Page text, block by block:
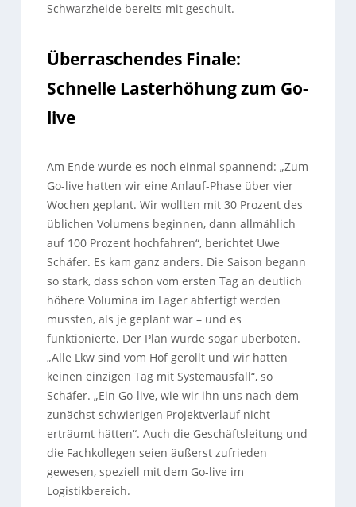
Schwarzheide bereits mit geschult.
Überraschendes Finale:
Schnelle Lasterhöhung zum Go-
live
Am Ende wurde es noch einmal spannend: „Zum
Go-live hatten wir eine Anlauf-Phase über vier
Wochen geplant. Wir wollten mit 30 Prozent des
üblichen Volumens beginnen, dann allmählich
auf 100 Prozent hochfahren“, berichtet Uwe
Schäfer. Es kam ganz anders. Die Saison begann
so stark, dass schon vom ersten Tag an deutlich
höhere Volumina im Lager abfertigt werden
mussten, als je geplant war – und es
funktionierte. Der Plan wurde sogar überboten.
„Alle Lkw sind vom Hof gerollt und wir hatten
keinen einzigen Tag mit Systemausfall“, so
Schäfer. „Ein Go-live, wie wir ihn uns nach dem
zunächst schwierigen Projektverlauf nicht
erträumt hätten“. Auch die Geschäftsleitung und
die Fachkollegen seien äußerst zufrieden
gewesen, speziell mit dem Go-live im
Logistikbereich.